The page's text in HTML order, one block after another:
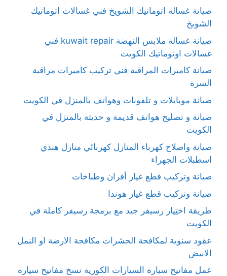
صيانة غسالة اتوماتيك الشويخ فني غسالات اتوماتيك
الشويخ
صيانة غسالة ملابس النهضة kuwait repair فني
غسالات اوتوماتيك الكويت
صيانة كاميرات المراقبة فني تركيب كاميرات مراقبة
السرة
صيانة موبايلات و تلفونات وهواتف بالمنزل في الكويت
صيانة و تصليح هواتف قديمة و حديثة بالمنزل في
الكويت
صيانة واصلاح كهرباء المنازل كهربائي منازل هندي
اسطبلات الجهراء
صيانة وتركيب قطع غيار أفران وطباخات
صيانة وتركيب قطع غيار هوندا
طريقة اختِيار رسيفر جيد مع برمجة رسيفر كاملة في
الكويت
عقود سنوية لمكافحة الحشرات مكافحة الارضة او النمل
الابيض
عمل مفاتيح سيارة السيارات الكورية نسخ مفاتيح سيارة